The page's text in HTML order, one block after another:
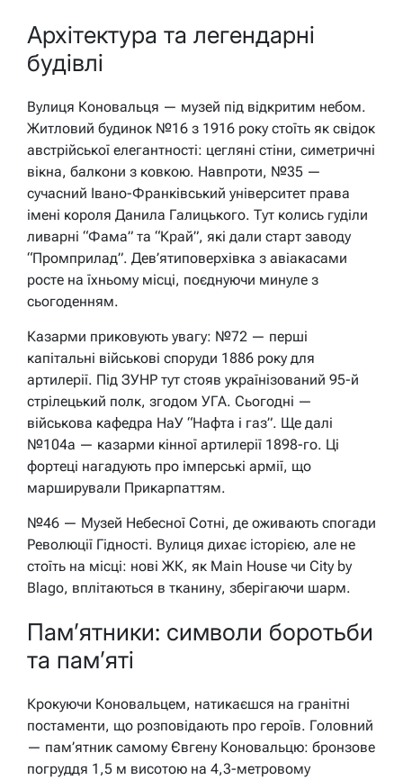
Архітектура та легендарні
будівлі
Вулиця Коновальця — музей під відкритим небом.
Житловий будинок №16 з 1916 року стоїть як свідок
австрійської елегантності: цегляні стіни, симетричні
вікна, балкони з ковкою. Навпроти, №35 —
сучасний Івано-Франківський університет права
імені короля Данила Галицького. Тут колись гуділи
ливарні “Фама” та “Край”, які дали старт заводу
“Промприлад”. Дев’ятиповерхівка з авіакасами
росте на їхньому місці, поєднуючи минуле з
сьогоденням.
Казарми приковують увагу: №72 — перші
капітальні військові споруди 1886 року для
артилерії. Під ЗУНР тут стояв українізований 95-й
стрілецький полк, згодом УГА. Сьогодні —
військова кафедра НаУ “Нафта і газ”. Ще далі
№104а — казарми кінної артилерії 1898-го. Ці
фортеці нагадують про імперські армії, що
марширували Прикарпаттям.
№46 — Музей Небесної Сотні, де оживають спогади
Революції Гідності. Вулиця дихає історією, але не
стоїть на місці: нові ЖК, як Main House чи City by
Blago, вплітаються в тканину, зберігаючи шарм.
Пам’ятники: символи боротьби
та пам’яті
Крокуючи Коновальцем, натикаєшся на гранітні
постаменти, що розповідають про героїв. Головний
— пам’ятник самому Євгену Коновальцю: бронзове
погруддя 1,5 м висотою на 4,3-метровому